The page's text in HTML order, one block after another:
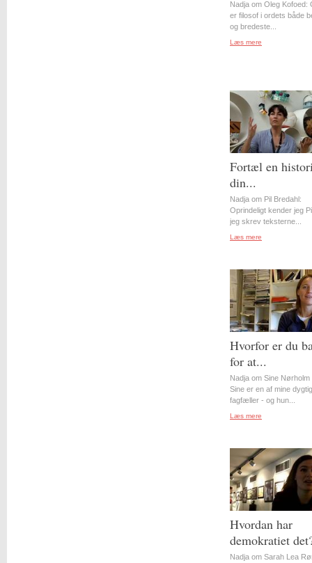
Nadja om Oleg Kofoed:
er filosof i ordets både
og bredeste...
Læs mere
Fortæl en
din...
Nadja om Pil Bredahl:
Oprindeligt kender jeg
jeg skrev teksterne...
Læs mere
Hvorfor er du
for at...
Nadja om Sine
Sine er en af mine
fagfæller - og hun...
Læs mere
Hvordan har
demokratiet
Nadja om Sarah Lea